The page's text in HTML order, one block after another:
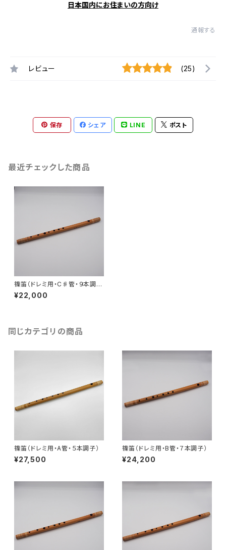
日本国内にお住まいの方向け
通報する
レビュー (25)
保存 シェア LINE ポスト
最近チェックした商品
篠笛（ドレミ用・C♯管・９本調
子）
¥22,000
同じカテゴリの商品
篠笛（ドレミ用・A管・５本調子）
¥27,500
篠笛（ドレミ用・B管・７本調子）
¥24,200